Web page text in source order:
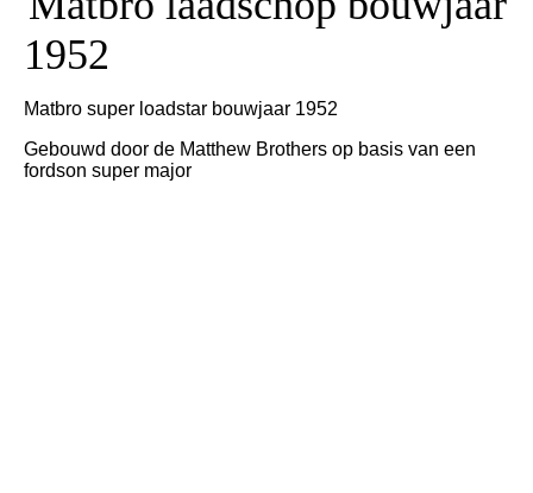
1952
Matbro super loadstar bouwjaar 1952
Gebouwd door de Matthew Brothers op basis van een
fordson super major